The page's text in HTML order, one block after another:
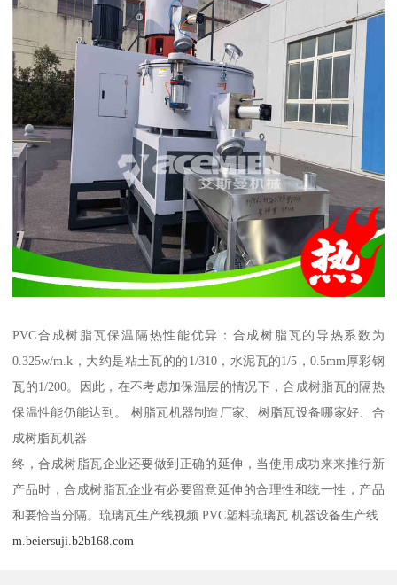
PVC合成树脂瓦保温隔热性能优异：合成树脂瓦的导热系数为
0.325w/m.k，大约是粘土瓦的的1/310，水泥瓦的1/5，0.5mm厚彩钢
瓦的1/200。因此，在不考虑加保温层的情况下，合成树脂瓦的隔热
保温性能仍能达到。 树脂瓦机器制造厂家、树脂瓦设备哪家好、合
成树脂瓦机器
终，合成树脂瓦企业还要做到正确的延伸，当使用成功来来推行新
产品时，合成树脂瓦企业有必要留意延伸的合理性和统一性，产品
和要恰当分隔。琉璃瓦生产线视频 PVC塑料琉璃瓦 机器设备生产线
m.beiersuji.b2b168.com